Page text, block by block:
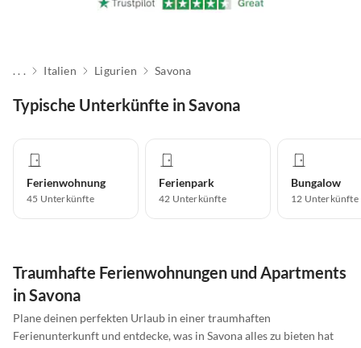
. . . Italien Ligurien Savona
Typische Unterkünfte in Savona
Ferienwohnung
45 Unterkünfte
Ferienpark
42 Unterkünfte
Bungalow
12 Unterkünfte
Traumhafte Ferienwohnungen und Apartments
in Savona
Plane deinen perfekten Urlaub in einer traumhaften
Ferienunterkunft und entdecke, was in Savona alles zu bieten hat